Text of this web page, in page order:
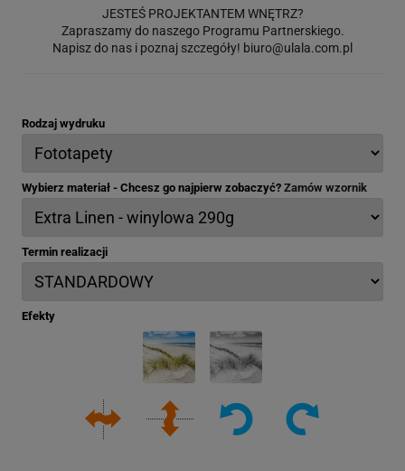
JESTEŚ PROJEKTANTEM WNĘTRZ?
Zapraszamy do naszego Programu Partnerskiego.
Napisz do nas i poznaj szczegóły! biuro@ulala.com.pl
Rodzaj wydruku
Wybierz materiał - Chcesz go najpierw zobaczyć? Zamów wzornik
Termin realizacji
Efekty